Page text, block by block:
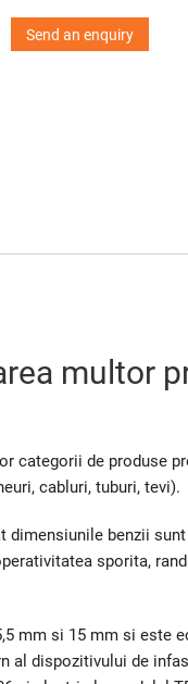
Send an enquiry
multor
categorii de produse
cabluri, tuburi, tevi).
dimensiunile benzii
sporita,
mm si 15 mm si este
al dispozitivului de